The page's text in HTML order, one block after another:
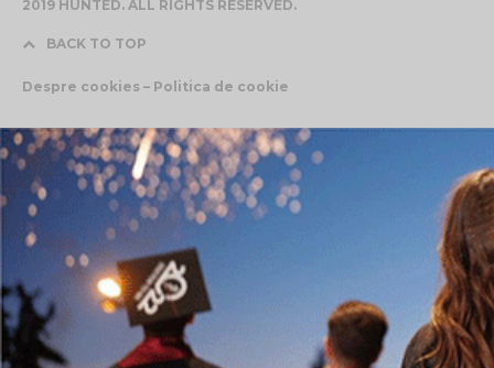
2019 HUNTED. ALL RIGHTS RESERVED.
BACK TO TOP
Despre cookies – Politica de cookie